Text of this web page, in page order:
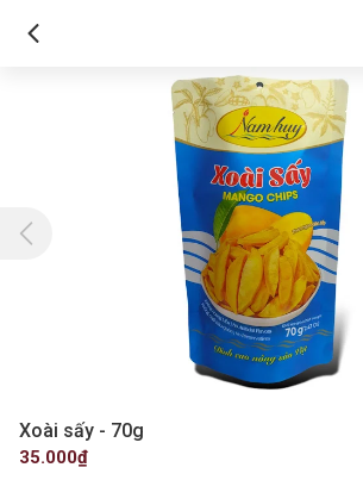
Xoài sấy - 70g
35.000₫